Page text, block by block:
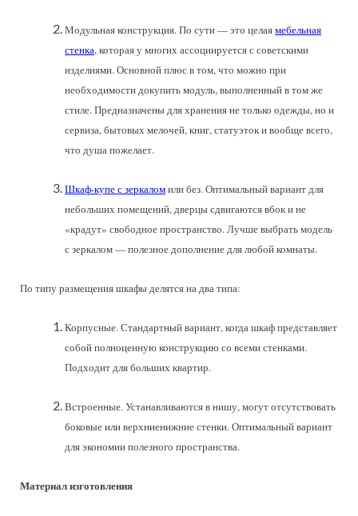
Модульная конструкция. По сути — это целаямебельная
стенка, которая у многих ассоциируется с советскими
изделиями. Основной плюс в том, что можно при
необходимости докупить модуль, выполненный в том же
стиле. Предназначены для хранения не только одежды, но и
сервиза, бытовых мелочей, книг, статуэток и вообще всего,
что душа пожелает.
Шкаф-купе с зеркаломили без. Оптимальный вариант для
небольших помещений, дверцы сдвигаются вбок и не
«крадут» свободное пространство. Лучше выбрать модель
с зеркалом — полезное дополнение для любой комнаты.
По типу размещения шкафы делятся на два типа:
Корпусные. Стандартный вариант, когда шкаф представляет
собой полноценную конструкцию со всеми стенками.
Подходит для больших квартир.
Встроенные. Устанавливаются в нишу, могут отсутствовать
боковые или верхниенижние стенки. Оптимальный вариант
для экономии полезного пространства.
Материал изготовления